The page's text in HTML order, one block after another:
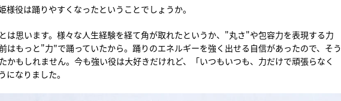
役は踊りやすくなったということでしょうか。
は思います。様々な人生経験を経て角が取れたというか、"丸さ"や包容力を表現する力
はもっと"力"で踊っていたから。踊りのエネルギーを強く出せる自信があったので、そう
かもしれません。今も強い役は大好きだけれど、「いつもいつも、力だけで頑張らなく
になりました。